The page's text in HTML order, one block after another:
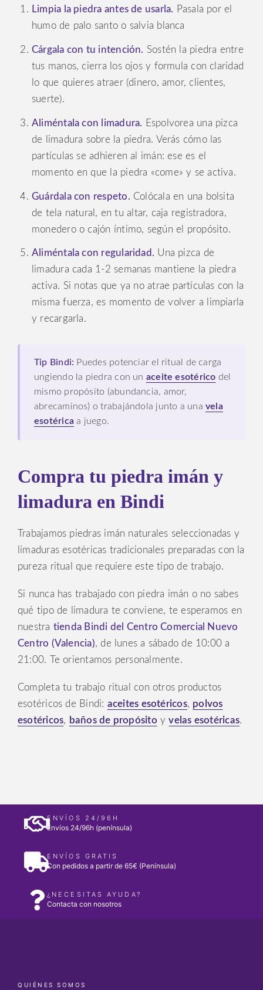
Limpia la piedra antes de usarla. Pasala por el
humo de palo santo o salvia blanca
Cárgala con tu intención. Sostén la piedra entre
tus manos, cierra los ojos y formula con claridad
lo que quieres atraer (dinero, amor, clientes,
suerte).
Aliméntala con limadura. Espolvorea una pizca
de limadura sobre la piedra. Verás cómo las
partículas se adhieren al imán: ese es el
momento en que la piedra «come» y se activa.
Guárdala con respeto. Colócala en una bolsita
de tela natural, en tu altar, caja registradora,
monedero o cajón íntimo, según el propósito.
Aliméntala con regularidad. Una pizca de
limadura cada 1-2 semanas mantiene la piedra
activa. Si notas que ya no atrae partículas con la
misma fuerza, es momento de volver a limpiarla
y recargarla.
Tip Bindi: Puedes potenciar el ritual de carga
ungiendo la piedra con un aceite esotérico del
mismo propósito (abundancia, amor,
abrecaminos) o trabajándola junto a unavela
esotérica a juego.
Compra tu piedra imán y
limadura en Bindi
Trabajamos piedras imán naturales seleccionadas y
limaduras esotéricas tradicionales preparadas con la
pureza ritual que requiere este tipo de trabajo.
Si nunca has trabajado con piedra imán o no sabes
qué tipo de limadura te conviene, te esperamos en
nuestra tienda Bindi del Centro Comercial Nuevo
Centro (Valencia), de lunes a sábado de 10:00 a
21:00. Te orientamos personalmente.
Completa tu trabajo ritual con otros productos
esotéricos de Bindi: aceites esotéricos, polvos
esotéricos, baños de propósito yvelas esotéricas.
ENVÍOS 24/96H
Envíos 24/96h (península)
ENVÍOS GRATIS
Con pedidos a partir de 65€ (Península)
¿NECESITAS AYUDA?
Contacta con nosotros
QUIÉNES SOMOS